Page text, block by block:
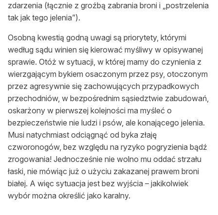
zdarzenia (łącznie z groźbą zabrania broni i „postrzelenia
tak jak tego jelenia”).
Osobną kwestią godną uwagi są priorytety, którymi
według sądu winien się kierować myśliwy w opisywanej
sprawie. Otóż w sytuacji, w której mamy do czynienia z
wierzgającym bykiem osaczonym przez psy, otoczonym
przez agresywnie się zachowujących przypadkowych
przechodniów, w bezpośrednim sąsiedztwie zabudowań,
oskarżony w pierwszej kolejności ma myśleć o
bezpieczeństwie nie ludzi i psów, ale konającego jelenia.
Musi natychmiast odciągnąć od byka złaję
czworonogów, bez względu na ryzyko pogryzienia bądź
zrogowania! Jednocześnie nie wolno mu oddać strzału
łaski, nie mówiąc już o użyciu zakazanej prawem broni
białej. A więc sytuacja jest bez wyjścia – jakikolwiek
wybór można określić jako karalny.